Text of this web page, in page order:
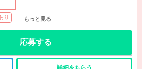
り もっと見る
応募する
詳細をもらう